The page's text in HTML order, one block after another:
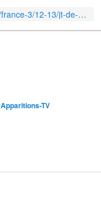
https://www.francetvinfo.fr/replay-jt/france-3/12-13/jt-de-12-13-du-jeudi-28-novembre-2019_3694017.html
TV